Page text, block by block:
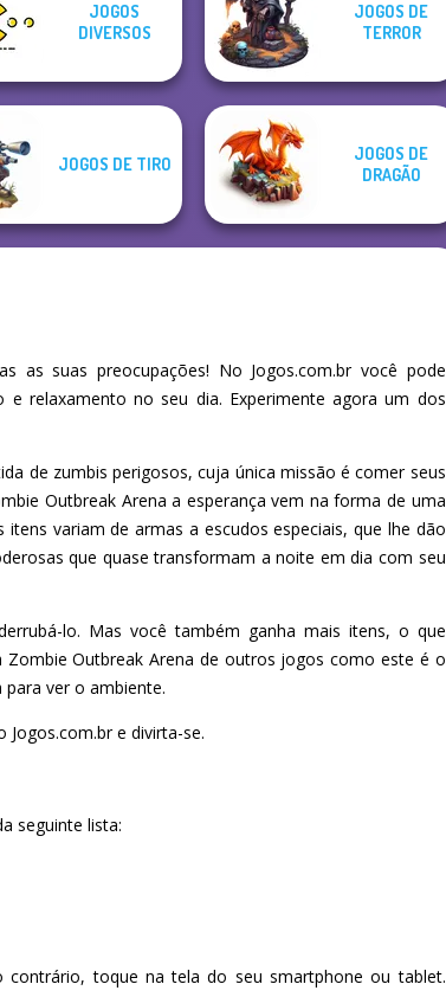
Noob vs Pro
Challenge
FNAF Horror At
Home
Western Sniper
JOGOS
DIVERSOS
JOGOS DE
TERROR
JOGOS DE TIRO
JOGOS DE
DRAGÃO
as suas preocupações! No Jogos.com.br você pode
relaxamento no seu dia. Experimente agora um dos
de zumbis perigosos, cuja única missão é comer seus
Outbreak Arena a esperança vem na forma de uma
variam de armas a escudos especiais, que lhe dão
que quase transformam a noite em dia com seu
lo. Mas você também ganha mais itens, o que
Zombie Outbreak Arena de outros jogos como este é o
ver o ambiente.
e divirta-se.
seguinte lista:
contrário, toque na tela do seu smartphone ou tablet.